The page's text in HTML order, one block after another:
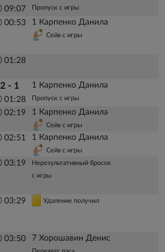
09:07 Пропуск с игры
00:53 1 Карпенко Данила
Сейв с игры
01:28
2 - 1
01:28
1 Карпенко Данила
Пропуск с игры
02:19 1 Карпенко Данила
Сейв с игры
02:51 1 Карпенко Данила
Сейв с игры
03:19
Нерезультативный бросок
с игры
03:29 Удаление получил
03:50 7 Хорошавин Денис